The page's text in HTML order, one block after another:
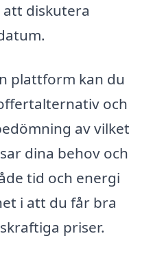
diskutera
plattform kan du
och
av vilket
dina behov och
tid och energi
i att du får bra
priser.